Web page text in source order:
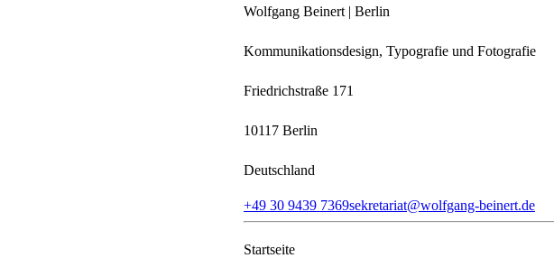
Wolfgang Beinert | Berlin
Kommunikationsdesign, Typografie und Fotografie
Friedrichstraße 171
10117 Berlin
Deutschland
+49‭ 30 9439 7369‬sekretariat@wolfgang-beinert.de
Startseite